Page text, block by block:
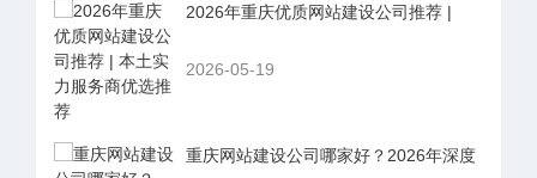
2026年重庆优质网站建设公司推荐 |
2026-05-19
重庆网站建设公司哪家好？2026年深度